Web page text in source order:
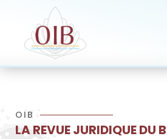
OIB
LA REVUE JURIDIQUE DU